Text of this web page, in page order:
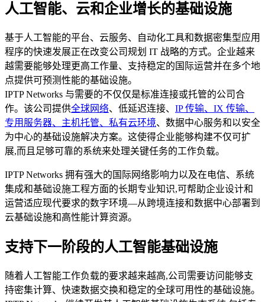
人工智能、云和企业增长的基础设施
基于人工智能的平台、云服务、自动化工具和数据密集型应用
程序的快速发展正在改变公司规划 IT 战略的方式。企业越来
越需要能够处理更高工作量、支持稳定的国际运营并在多个地
点提供可预测性能的基础设施。
IPTP Networks 与需要的不仅仅是标准连接或托管的公司合
作。该公司提供全球网络、低延迟连接、 IP 传输、 IX 传输、
专用服务器、 主机托管、 私有云环境、数据中心服务和以安全
为中心的基础设施解决方案。这使得企业能够构建不仅可扩
展,而且足够可靠的系统来处理关键任务的工作负载。
IPTP Networks 拥有强大的国际网络影响力以及在电信、系统
集成和基础设施工程方面的长期专业知识,可帮助企业设计和
运营适应现代要求的数字环境—从跨境连接和数据中心部署到
云基础设施和高性能计算资源。
支持下一阶段的人工智能基础设施
随着人工智能工作负载的要求越来越高,公司需要访问能够支
持密集计算、快速数据交换和稳定的全球可用性的基础设施。